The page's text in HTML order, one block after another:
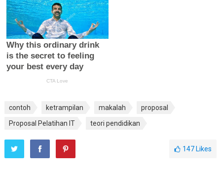
contoh ketrampilan makalah
proposal
Proposal Pelatihan IT
teori pendidikan
147 Likes